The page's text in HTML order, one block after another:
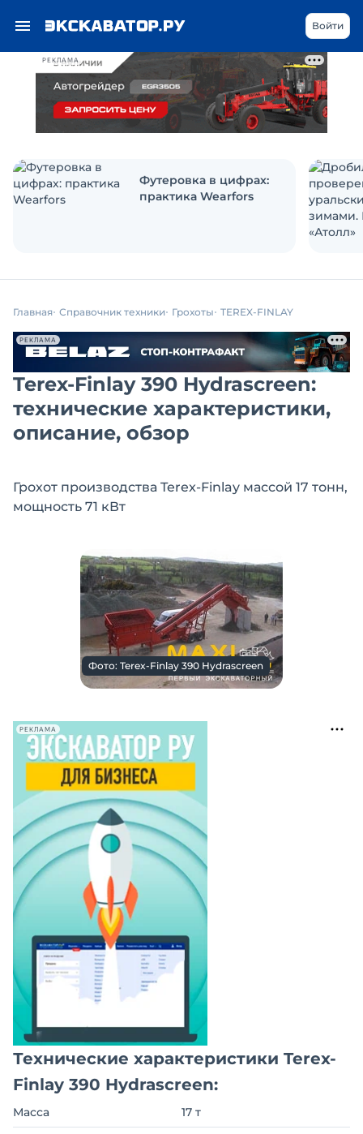
РЕКЛАМА
Войти
Футеровка в цифрах:
практика Wearfors
Главная Справочник техники Грохоты TEREX-FINLAY
РЕКЛАМА
Terex-Finlay 390 Hydrascreen:
технические характеристики,
описание, обзор
Грохот производства Terex-Finlay массой 17 тонн,
мощность 71 кВт
Фото: Terex-Finlay 390 Hydrascreen
РЕКЛАМА
Технические характеристики Terex-
Finlay 390 Hydrascreen:
Масса 17 т